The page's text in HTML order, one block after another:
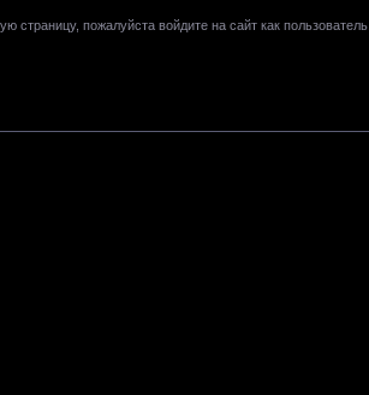
страницу, пожалуйста войдите на сайт как пользователь.